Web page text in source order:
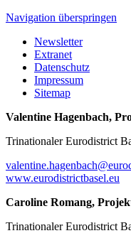
Navigation überspringen
Newsletter
Extranet
Datenschutz
Impressum
Sitemap
Valentine Hagenbach,
Trinationaler Eurodistrict
www.eurodistrictbasel.eu
Caroline Romang,
Trinationaler Eurodistrict